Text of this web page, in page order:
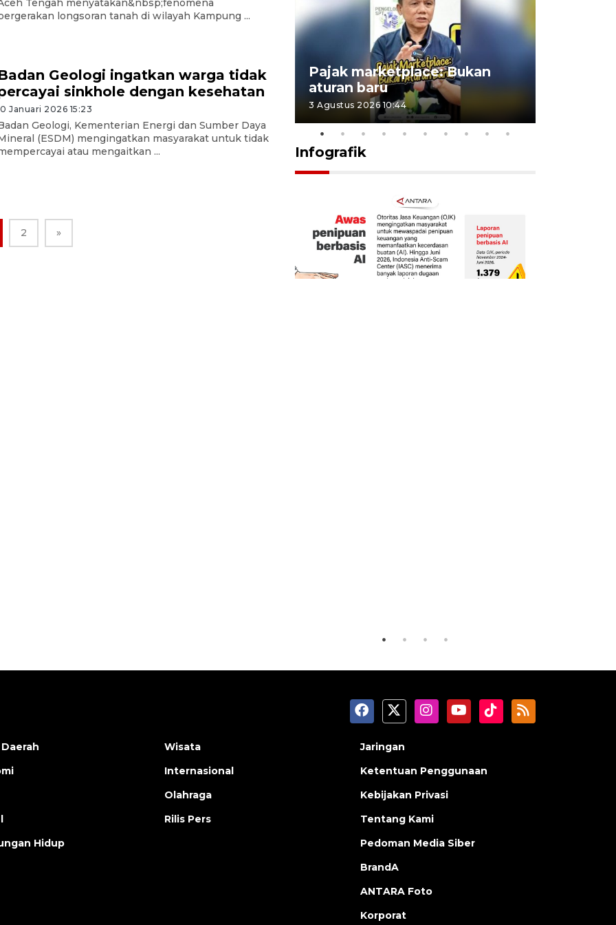
Tengah menyatakan&nbsp;fenomena
longsoran tanah di wilayah Kampung ...
Geologi ingatkan warga tidak
sinkhole dengan kesehatan
Januari 2026 15:23
Geologi, Kementerian Energi dan Sumber Daya
(ESDM) mengingatkan masyarakat untuk tidak
atau mengaitkan ...
2 »
Pelanggan Filaha Farm setia
sampai 8 tahan?
1 Juni 2026 05:47
Pajak marketplace: Bukan
aturan baru
3 Agustus 2026 10:44
Infografik
Hidup
Wisata
Internasional
Olahraga
Rilis Pers
Jaringan
Ketentuan Penggunaan
Kebijakan Privasi
Tentang Kami
Pedoman Media Siber
BrandA
ANTARA Foto
Korporat